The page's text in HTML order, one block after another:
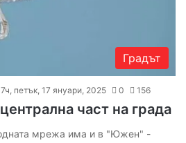
Градът
петък, 17 януари, 2025 0 156
част на града
мрежа има и в "Южен" -